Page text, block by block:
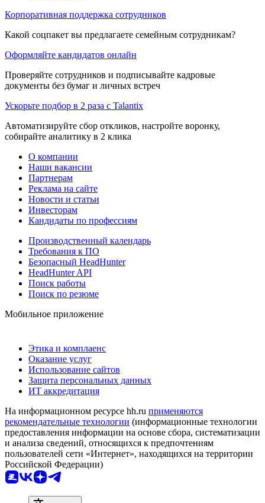
Корпоративная поддержка сотрудников
Какой соцпакет вы предлагаете семейным сотрудникам?
Оформляйте кандидатов онлайн
Проверяйте сотрудников и подписывайте кадровые
документы без бумаг и личных встреч
Ускорьте подбор в 2 раза с Talantix
Автоматизируйте сбор откликов, настройте воронку,
собирайте аналитику в 2 клика
О компании
Наши вакансии
Партнерам
Реклама на сайте
Новости и статьи
Инвесторам
Кандидаты по профессиям
Производственный календарь
Требования к ПО
Безопасный HeadHunter
HeadHunter API
Поиск работы
Поиск по резюме
Мобильное приложение
Этика и комплаенс
Оказание услуг
Использование сайтов
Защита персональных данных
ИТ аккредитация
На информационном ресурсе hh.ru применяются
рекомендательные технологии (информационные технологии
предоставления информации на основе сбора, систематизации
и анализа сведений, относящихся к предпочтениям
пользователей сети «Интернет», находящихся на территории
Российской Федерации)